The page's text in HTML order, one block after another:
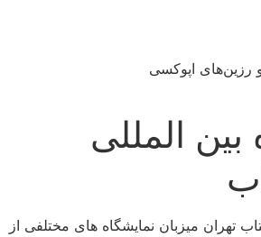
رزین‌های اپوکسی
بین المللی
تهران میزبان نمایشگاه های مختلفی از